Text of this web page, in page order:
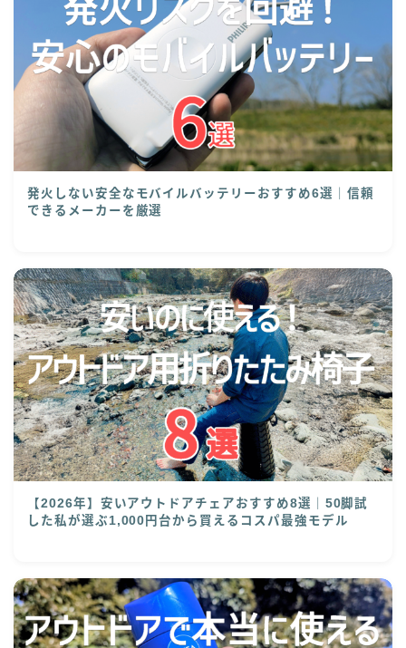
発火しない安全なモバイルバッテリーおすすめ6選｜信頼
できるメーカーを厳選
【2026年】安いアウトドアチェアおすすめ8選｜50脚試
した私が選ぶ1,000円台から買えるコスパ最強モデル